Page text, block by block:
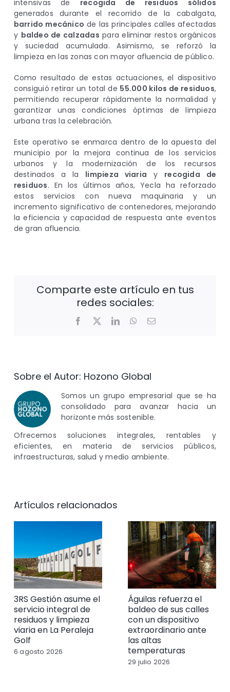
intensivas de recogida de residuos sólidos
generados durante el recorrido de la cabalgata,
barrido mecánico de las principales calles afectadas
y baldeo de calzadas para eliminar restos orgánicos
y suciedad acumulada. Asimismo, se reforzó la
limpieza en las zonas con mayor afluencia de público.
Como resultado de estas actuaciones, el dispositivo
consiguió retirar un total de 55.000 kilos de residuos,
permitiendo recuperar rápidamente la normalidad y
garantizar unas condiciones óptimas de limpieza
urbana tras la celebración.
Este operativo se enmarca dentro de la apuesta del
municipio por la mejora continua de los servicios
urbanos y la modernización de los recursos
destinados a la limpieza viaria y recogida de
residuos. En los últimos años, Yecla ha reforzado
estos servicios con nueva maquinaria y un
incremento significativo de contenedores, mejorando
la eficiencia y capacidad de respuesta ante eventos
de gran afluencia.
Comparte este artículo en tus
redes sociales:
Facebook
X LinkedInWhatsApp
Correo
Sobre el Autor: Hozono Global
Somos un grupo empresarial que se ha
consolidado para avanzar hacia un
horizonte más sostenible.
Ofrecemos soluciones integrales, rentables y
eficientes, en materia de servicios públicos,
infraestructuras, salud y medio ambiente.
Artículos relacionados
3RS Gestión asume el
servicio integral de
residuos y limpieza
viaria en La Peraleja
Golf
6 agosto 2026
Águilas refuerza el
baldeo de sus calles
con un dispositivo
extraordinario ante
las altas
temperaturas
29 julio 2026